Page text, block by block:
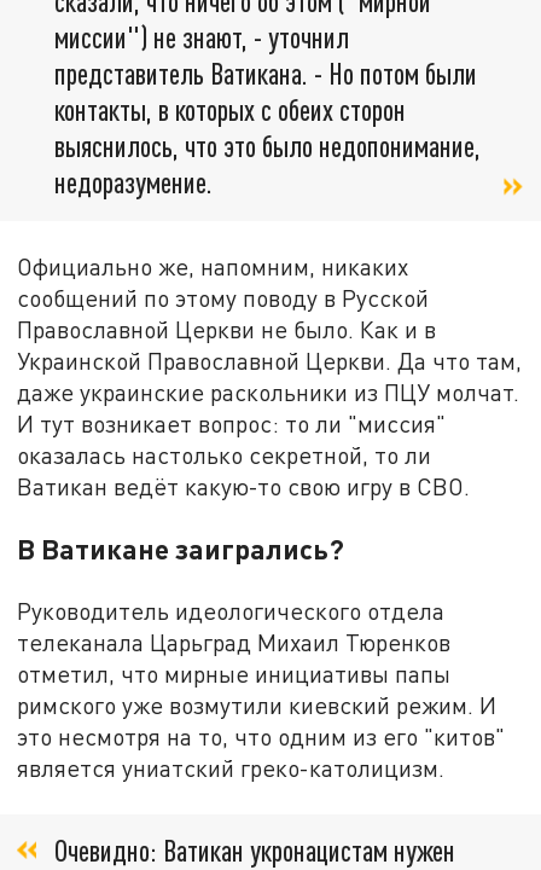
миссии") не знают, - уточнил
представитель Ватикана. - Но потом были
контакты, в которых с обеих сторон
выяснилось, что это было недопонимание,
недоразумение.
Официально же, напомним, никаких
сообщений по этому поводу в Русской
Православной Церкви не было. Как и в
Украинской Православной Церкви. Да что там,
даже украинские раскольники из ПЦУ молчат.
И тут возникает вопрос: то ли "миссия"
оказалась настолько секретной, то ли
Ватикан ведёт какую-то свою игру в СВО.
В Ватикане заигрались?
Руководитель идеологического отдела
телеканала Царьград Михаил Тюренков
отметил, что мирные инициативы папы
римского уже возмутили киевский режим. И
это несмотря на то, что одним из его "китов"
является униатский греко-католицизм.
Очевидно: Ватикан укронацистам нужен